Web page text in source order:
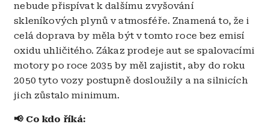
nebude přispívat k dalšímu zvyšování
skleníkových plynů v atmosféře. Znamená to, že i
celá doprava by měla být v tomto roce bez emisí
oxidu uhličitého. Zákaz prodeje aut se spalovacími
motory po roce 2035 by měl zajistit, aby do roku
2050 tyto vozy postupně dosloužily a na silnicích
jich zůstalo minimum.
📢 Co kdo říká: